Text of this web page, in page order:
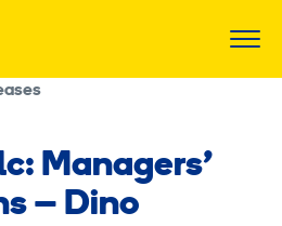
Managers’
– Dino